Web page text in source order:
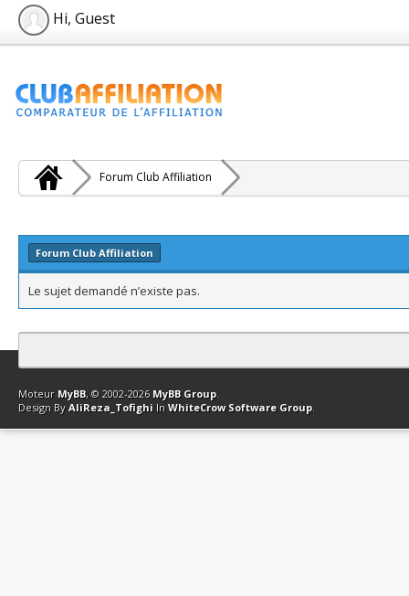
Hi, Guest
Forum Club Affiliation
Forum Club Affiliation
Le sujet demandé n’existe pas.
Contact Club Affiliation Retourner en haut Version bas-débit
Moteur MyBB, © 2002-2026 MyBB Group.
Design By AliReza_Tofighi In WhiteCrow Software Group.